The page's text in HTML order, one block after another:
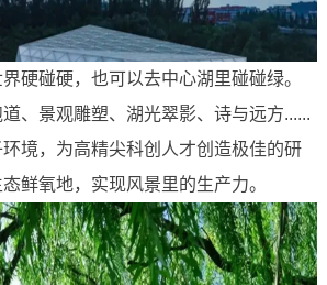
碰硬，也可以去中心湖里碰碰绿。
、景观雕塑、湖光翠影、诗与远方......
境，为高精尖科创人才创造极佳的研
鲜氧地，实现风景里的生产力。